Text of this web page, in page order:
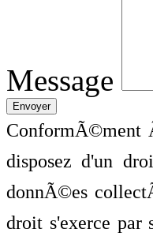
Message
ConformÃ©ment
disposez d'un
donnÃ©es
droit s'exerce